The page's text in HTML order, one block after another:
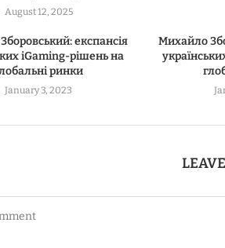
August 12, 2025
експансія
iGaming-рішень на
ринки
January 3, 2023
Михайло